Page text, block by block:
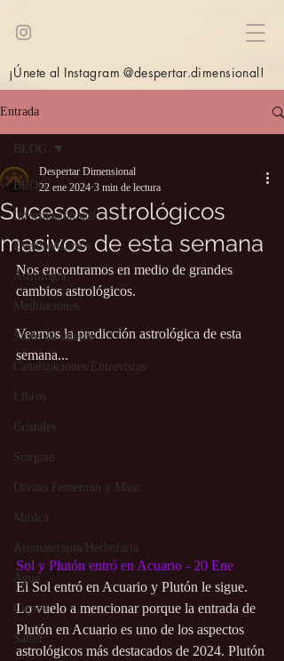
¡Únete al Instagram @despertar.dimensional!
Entrada
BLOG
Información útil
Eventos/Cursos
Astrología
Meditaciones
Sitios de interés
Canalizaciones/Entrevistas
Libros
Cristales
Stargate
Divino Femenino y Masc.
Música
Aromaterapia/Herbolaria
Agua
Ciencia
Salud
BLOG
Sucesos astrológicos
masivos de esta semana
Despertar Dimensional
22 ene 2024 3 min de lectura
Nos encontramos en medio de grandes
cambios astrológicos.
Veamos la predicción astrológica de esta
semana...
Sol y Plutón entró en Acuario - 20 Ene
El Sol entró en Acuario y Plutón le sigue.
Lo vuelo a mencionar porque la entrada de
Plutón en Acuario es uno de los aspectos
astrológicos más destacados de 2024. Plutón